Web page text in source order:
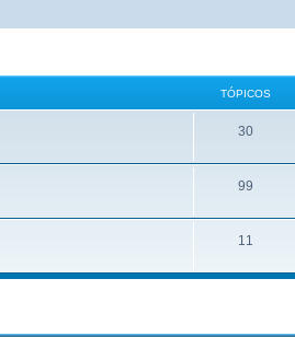
TÓPICOS
30
99
11